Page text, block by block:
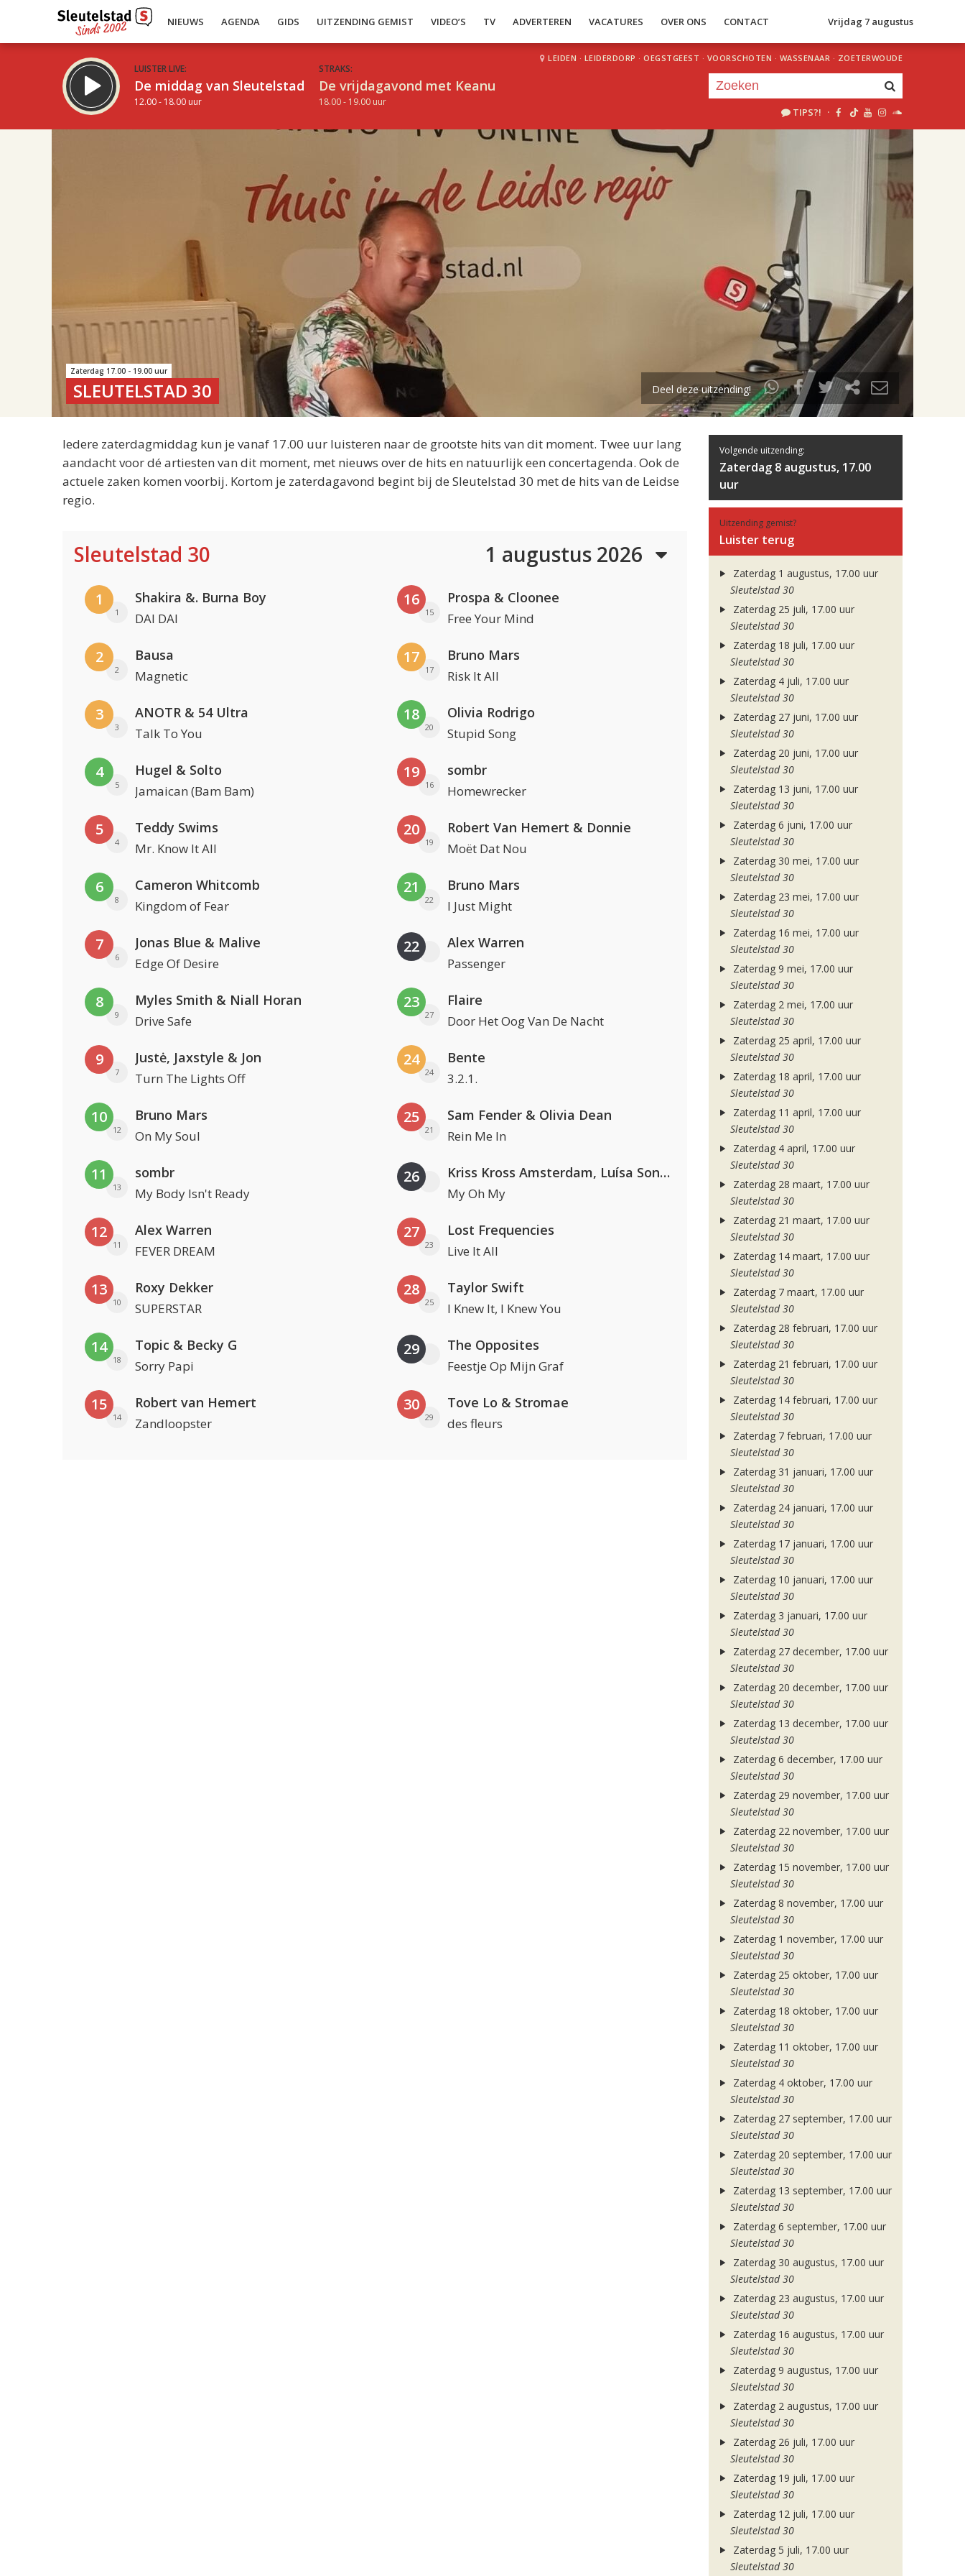
NIEUWS AGENDA GIDS UITZENDING GEMIST VIDEO’S TV ADVERTEREN VACATURES OVER ONS CONTACT Vrijdag 7 augustus
LUISTER LIVE:
De middag van Sleutelstad
12.00 - 18.00 uur
STRAKS:
De vrijdagavond met Keanu
18.00 - 19.00 uur
LEIDEN · LEIDERDORP · OEGSTGEEST · VOORSCHOTEN · WASSENAAR · ZOETERWOUDE
TIPS?! ·
uur 1 van 2
Volgend uur
Zaterdag 17.00 - 19.00 uur
SLEUTELSTAD 30 Deel deze uitzending!
Iedere zaterdagmiddag kun je vanaf 17.00 uur luisteren naar de grootste hits van dit moment. Twee uur lang
aandacht voor dé artiesten van dit moment, met nieuws over de hits en natuurlijk een concertagenda. Ook de
actuele zaken komen voorbij. Kortom je zaterdagavond begint bij de Sleutelstad 30 met de hits van de Leidse
regio.
Sleutelstad 30 1 augustus 2026
1
1
Shakira &. Burna Boy
DAI DAI
2
2
Bausa
Magnetic
3
3
ANOTR & 54 Ultra
Talk To You
4
5
Hugel & Solto
Jamaican (Bam Bam)
5
4
Teddy Swims
Mr. Know It All
6
8
Cameron Whitcomb
Kingdom of Fear
7
6
Jonas Blue & Malive
Edge Of Desire
8
9
Myles Smith & Niall Horan
Drive Safe
9
7
Justė, Jaxstyle & Jon
Turn The Lights Off
10
12
Bruno Mars
On My Soul
11
13
sombr
My Body Isn't Ready
12
11
Alex Warren
FEVER DREAM
13
10
Roxy Dekker
SUPERSTAR
14
18
Topic & Becky G
Sorry Papi
15
14
Robert van Hemert
Zandloopster
16
15
Prospa & Cloonee
Free Your Mind
17
17
Bruno Mars
Risk It All
18
20
Olivia Rodrigo
Stupid Song
19
16
sombr
Homewrecker
20
19
Robert Van Hemert & Donnie
Moët Dat Nou
21
22
Bruno Mars
I Just Might
22 Alex Warren
Passenger
23
27
Flaire
Door Het Oog Van De Nacht
24
24
Bente
3.2.1.
25
21
Sam Fender & Olivia Dean
Rein Me In
26 Kriss Kross Amsterdam, Luísa Sonza & Willy William
My Oh My
27
23
Lost Frequencies
Live It All
28
25
Taylor Swift
I Knew It, I Knew You
29 The Opposites
Feestje Op Mijn Graf
30
29
Tove Lo & Stromae
des fleurs
Volgende uitzending:
Zaterdag 8 augustus, 17.00
uur
Uitzending gemist?
Luister terug
Zaterdag 1 augustus, 17.00 uur
Sleutelstad 30
Zaterdag 25 juli, 17.00 uur
Sleutelstad 30
Zaterdag 18 juli, 17.00 uur
Sleutelstad 30
Zaterdag 4 juli, 17.00 uur
Sleutelstad 30
Zaterdag 27 juni, 17.00 uur
Sleutelstad 30
Zaterdag 20 juni, 17.00 uur
Sleutelstad 30
Zaterdag 13 juni, 17.00 uur
Sleutelstad 30
Zaterdag 6 juni, 17.00 uur
Sleutelstad 30
Zaterdag 30 mei, 17.00 uur
Sleutelstad 30
Zaterdag 23 mei, 17.00 uur
Sleutelstad 30
Zaterdag 16 mei, 17.00 uur
Sleutelstad 30
Zaterdag 9 mei, 17.00 uur
Sleutelstad 30
Zaterdag 2 mei, 17.00 uur
Sleutelstad 30
Zaterdag 25 april, 17.00 uur
Sleutelstad 30
Zaterdag 18 april, 17.00 uur
Sleutelstad 30
Zaterdag 11 april, 17.00 uur
Sleutelstad 30
Zaterdag 4 april, 17.00 uur
Sleutelstad 30
Zaterdag 28 maart, 17.00 uur
Sleutelstad 30
Zaterdag 21 maart, 17.00 uur
Sleutelstad 30
Zaterdag 14 maart, 17.00 uur
Sleutelstad 30
Zaterdag 7 maart, 17.00 uur
Sleutelstad 30
Zaterdag 28 februari, 17.00 uur
Sleutelstad 30
Zaterdag 21 februari, 17.00 uur
Sleutelstad 30
Zaterdag 14 februari, 17.00 uur
Sleutelstad 30
Zaterdag 7 februari, 17.00 uur
Sleutelstad 30
Zaterdag 31 januari, 17.00 uur
Sleutelstad 30
Zaterdag 24 januari, 17.00 uur
Sleutelstad 30
Zaterdag 17 januari, 17.00 uur
Sleutelstad 30
Zaterdag 10 januari, 17.00 uur
Sleutelstad 30
Zaterdag 3 januari, 17.00 uur
Sleutelstad 30
Zaterdag 27 december, 17.00 uur
Sleutelstad 30
Zaterdag 20 december, 17.00 uur
Sleutelstad 30
Zaterdag 13 december, 17.00 uur
Sleutelstad 30
Zaterdag 6 december, 17.00 uur
Sleutelstad 30
Zaterdag 29 november, 17.00 uur
Sleutelstad 30
Zaterdag 22 november, 17.00 uur
Sleutelstad 30
Zaterdag 15 november, 17.00 uur
Sleutelstad 30
Zaterdag 8 november, 17.00 uur
Sleutelstad 30
Zaterdag 1 november, 17.00 uur
Sleutelstad 30
Zaterdag 25 oktober, 17.00 uur
Sleutelstad 30
Zaterdag 18 oktober, 17.00 uur
Sleutelstad 30
Zaterdag 11 oktober, 17.00 uur
Sleutelstad 30
Zaterdag 4 oktober, 17.00 uur
Sleutelstad 30
Zaterdag 27 september, 17.00 uur
Sleutelstad 30
Zaterdag 20 september, 17.00 uur
Sleutelstad 30
Zaterdag 13 september, 17.00 uur
Sleutelstad 30
Zaterdag 6 september, 17.00 uur
Sleutelstad 30
Zaterdag 30 augustus, 17.00 uur
Sleutelstad 30
Zaterdag 23 augustus, 17.00 uur
Sleutelstad 30
Zaterdag 16 augustus, 17.00 uur
Sleutelstad 30
Zaterdag 9 augustus, 17.00 uur
Sleutelstad 30
Zaterdag 2 augustus, 17.00 uur
Sleutelstad 30
Zaterdag 26 juli, 17.00 uur
Sleutelstad 30
Zaterdag 19 juli, 17.00 uur
Sleutelstad 30
Zaterdag 12 juli, 17.00 uur
Sleutelstad 30
Zaterdag 5 juli, 17.00 uur
Sleutelstad 30